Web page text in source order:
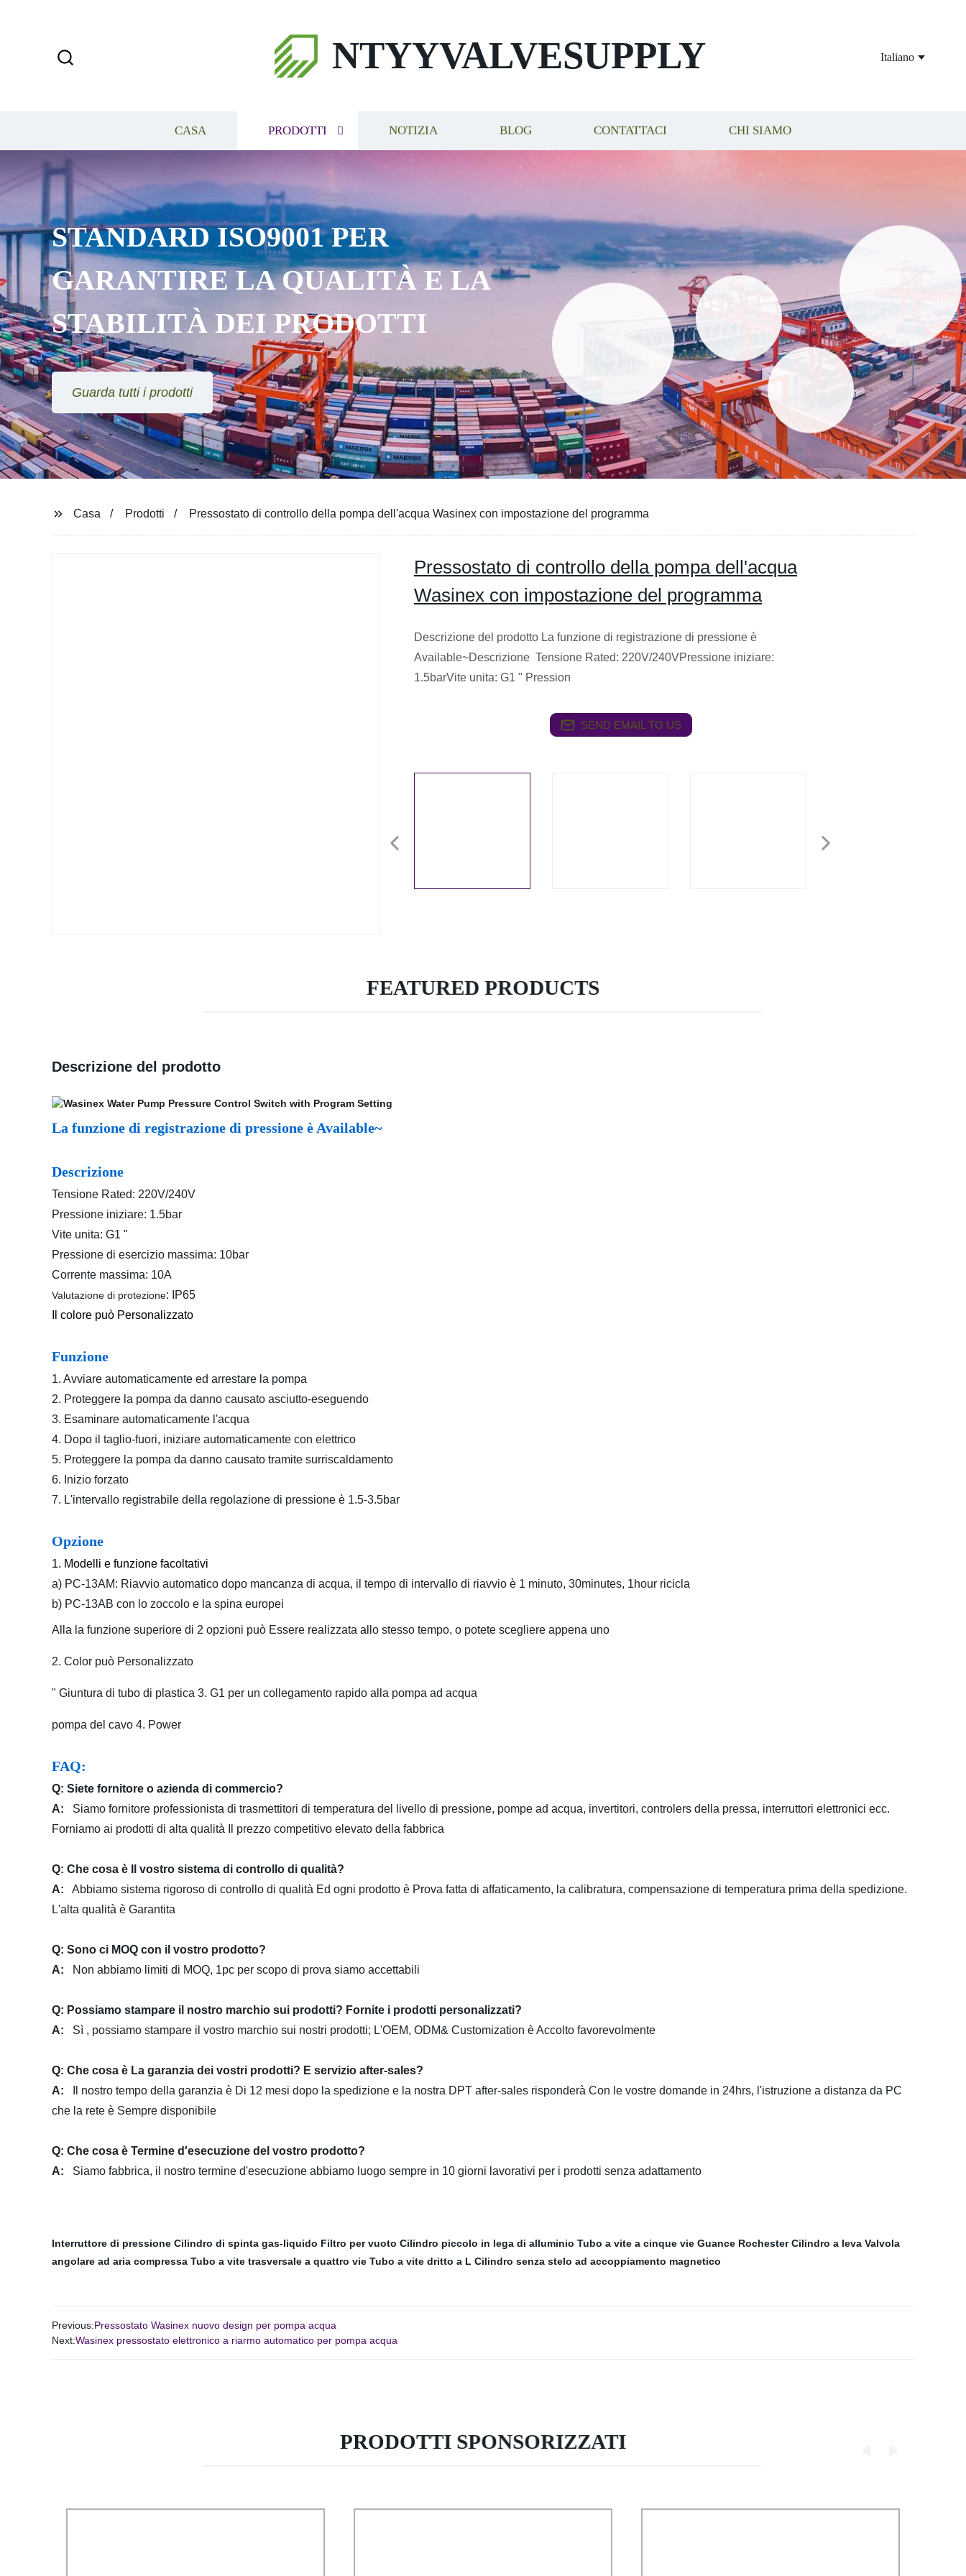
NTYYVALVESUPPLY Italiano
CASA PRODOTTI NOTIZIA BLOG CONTATTACI CHI SIAMO
STANDARD ISO9001 PER
GARANTIRE LA QUALITÀ E LA
STABILITÀ DEI PRODOTTI
Guarda tutti i prodotti
Casa Prodotti Pressostato di controllo della pompa dell'acqua Wasinex con impostazione del programma
Pressostato di controllo della pompa dell'acqua
Wasinex con impostazione del programma
Descrizione del prodotto La funzione di registrazione di pressione è
Available~Descrizione Tensione Rated: 220V/240VPressione iniziare:
1.5barVite unita: G1 " Pression
SEND EMAIL TO US
FEATURED PRODUCTS
Descrizione del prodotto
La funzione di registrazione di pressione è Available~
Descrizione
Tensione Rated: 220V/240V
Pressione iniziare: 1.5bar
Vite unita: G1 "
Pressione di esercizio massima: 10bar
Corrente massima: 10A
Valutazione di protezione: IP65
Il colore può Personalizzato
Funzione
1. Avviare automaticamente ed arrestare la pompa
2. Proteggere la pompa da danno causato asciutto-eseguendo
3. Esaminare automaticamente l'acqua
4. Dopo il taglio-fuori, iniziare automaticamente con elettrico
5. Proteggere la pompa da danno causato tramite surriscaldamento
6. Inizio forzato
7. L'intervallo registrabile della regolazione di pressione è 1.5-3.5bar
Opzione
1. Modelli e funzione facoltativi
a) PC-13AM: Riavvio automatico dopo mancanza di acqua, il tempo di intervallo di riavvio è 1 minuto, 30minutes, 1hour ricicla
b) PC-13AB con lo zoccolo e la spina europei
Alla la funzione superiore di 2 opzioni può Essere realizzata allo stesso tempo, o potete scegliere appena uno
2. Color può Personalizzato
" Giuntura di tubo di plastica 3. G1 per un collegamento rapido alla pompa ad acqua
pompa del cavo 4. Power
FAQ:
Q: Siete fornitore o azienda di commercio?
A: Siamo fornitore professionista di trasmettitori di temperatura del livello di pressione, pompe ad acqua, invertitori, controlers della pressa, interruttori elettronici ecc.
Forniamo ai prodotti di alta qualità Il prezzo competitivo elevato della fabbrica
Q: Che cosa è Il vostro sistema di controllo di qualità?
A:
Abbiamo sistema rigoroso di controllo di qualità Ed ogni prodotto è Prova fatta di affaticamento, la calibratura, compensazione di temperatura prima della spedizione.
L'alta qualità è Garantita
Q: Sono ci MOQ con il vostro prodotto?
A:
Non abbiamo limiti di MOQ, 1pc per scopo di prova siamo accettabili
Q: Possiamo stampare il nostro marchio sui prodotti? Fornite i prodotti personalizzati?
A: Sì , possiamo stampare il vostro marchio sui nostri prodotti; L'OEM, ODM& Customization è Accolto favorevolmente
Q: Che cosa è La garanzia dei vostri prodotti? E servizio after-sales?
A:
Il nostro tempo della garanzia è Di 12 mesi dopo la spedizione e la nostra DPT after-sales risponderà Con le vostre domande in 24hrs, l'istruzione a distanza da PC
che la rete è Sempre disponibile
Q: Che cosa è Termine d'esecuzione del vostro prodotto?
A:
Siamo fabbrica, il nostro termine d'esecuzione abbiamo luogo sempre in 10 giorni lavorativi per i prodotti senza adattamento
Interruttore di pressione Cilindro di spinta gas-liquido Filtro per vuoto Cilindro piccolo in lega di alluminio Tubo a vite a cinque vie Guance Rochester Cilindro a leva Valvola
angolare ad aria compressa Tubo a vite trasversale a quattro vie Tubo a vite dritto a L Cilindro senza stelo ad accoppiamento magnetico
Previous:Pressostato Wasinex nuovo design per pompa acqua
Next:Wasinex pressostato elettronico a riarmo automatico per pompa acqua
PRODOTTI SPONSORIZZATI